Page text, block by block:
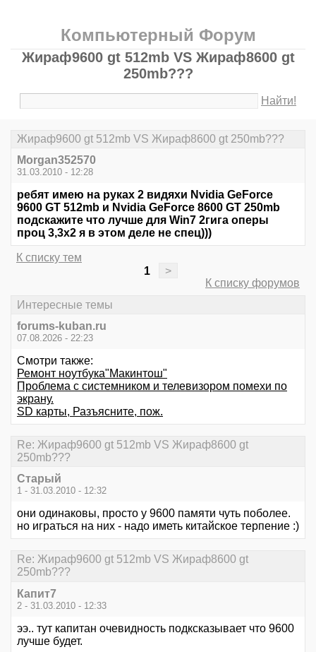
Компьютерный Форум
Жираф9600 gt 512mb VS Жираф8600 gt
250mb???
Найти!
Жираф9600 gt 512mb VS Жираф8600 gt 250mb???
Morgan352570
31.03.2010 - 12:28
ребят имею на руках 2 видяхи Nvidia GeForce
9600 GT 512mb и Nvidia GeForce 8600 GT 250mb
подскажите что лучше для Win7 2гига оперы
проц 3,3х2 я в этом деле не спец)))
К списку тем
1
>
К списку форумов
Интересные темы
forums-kuban.ru
07.08.2026 - 22:23
Смотри также:
Ремонт ноутбука"Макинтош"
Проблема с системником и телевизором помехи по
экрану.
SD карты, Разъясните, пож.
Re: Жираф9600 gt 512mb VS Жираф8600 gt
250mb???
Старый
1 - 31.03.2010 - 12:32
они одинаковы, просто у 9600 памяти чуть поболее.
но играться на них - надо иметь китайское терпение :)
Re: Жираф9600 gt 512mb VS Жираф8600 gt
250mb???
Капит7
2 - 31.03.2010 - 12:33
ээ.. тут капитан очевидность подксказывает что 9600
лучше будет.